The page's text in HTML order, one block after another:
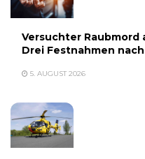
Versuchter Raubmord
Drei Festnahmen
5. AUGUST 2026